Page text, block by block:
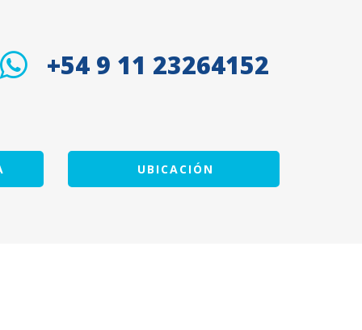
+54 9 11 23264152
UBICACIÓN